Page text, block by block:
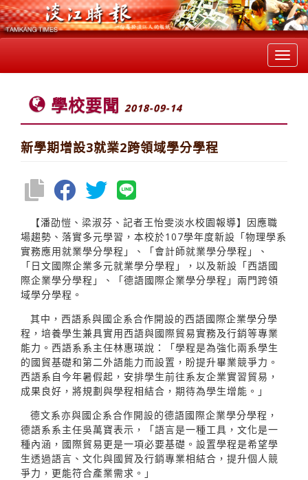
學校要聞 2018-09-14
新學期增設3就業2跨領域學分學程
【潘劭愷、梁淑芬、記者王怡雯淡水校園報導】因應職
場趨勢、落實多元學習，本校於107學年度新設「物理學系
實務應用就業學分學程」、「會計師就業學分學程」、
「日文國際企業多元就業學分學程」，以及新設「西語國
際企業學分學程」、「德語國際企業學分學程」兩門跨領
域學分學程。
其中，西語系與國企系合作開設的西語國際企業學分學
程，培養學生兼具實用西語與國際貿易實務及行銷等專業
能力。西語系系主任林惠瑛說：「學程是為強化兩系學生
的國貿基礎和第二外語能力而設置，盼提升畢業競爭力。
西語系自今年暑假起，安排學生前往系友企業實習貿易，
成果良好，將規劃與學程相結合，期待為學生增能。」
德文系亦與國企系合作開設的德語國際企業學分學程，
德語系系主任吳萬寶表示，「語言是一種工具，文化是一
種內涵，國際貿易更是一項必要基礎。設置學程是希望學
生透過語言、文化與國貿及行銷專業相結合，提升個人競
爭力，更能符合產業需求。」